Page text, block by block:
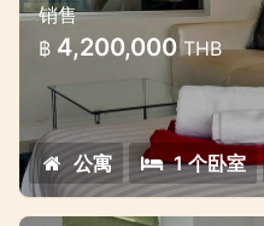
销售
฿ 4,200,000THB
公寓 1 个卧室